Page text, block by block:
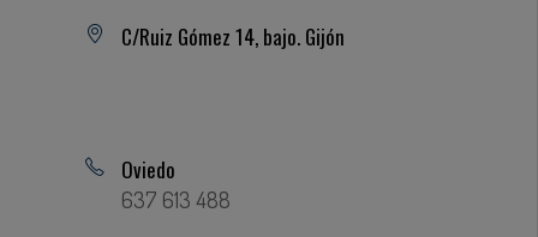
C/Ruiz Gómez 14, bajo. Gijón
Oviedo
637 613 488